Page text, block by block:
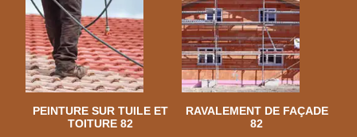
PEINTURE SUR TUILE ET
TOITURE 82
RAVALEMENT DE FAÇADE
82